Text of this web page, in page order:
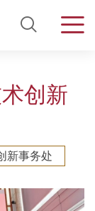
Open
创新
新事务处